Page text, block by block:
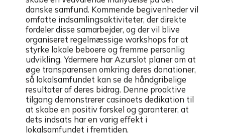
danske samfund. Kommende begivenheder vil
omfatte indsamlingsaktiviteter, der direkte
fordeler disse samarbejder, og der vil blive
organiseret regelmæssige workshops for at
styrke lokale beboere og fremme personlig
udvikling. Ydermere har Azurslot planer om at
øge transparensen omkring deres donationer,
så lokalsamfundet kan se de håndgribelige
resultater af deres bidrag. Denne proaktive
tilgang demonstrerer casinoets dedikation til
at skabe en positiv forskel og garanterer, at
dets indsats har en varig effekt i
lokalsamfundet i fremtiden.